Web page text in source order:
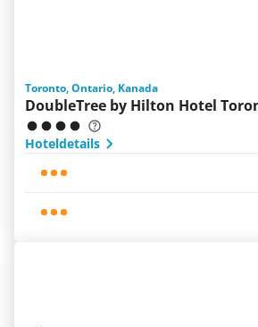
Toronto, Ontario, Kanada
DoubleTree by Hilton Hotel
Hoteldetails